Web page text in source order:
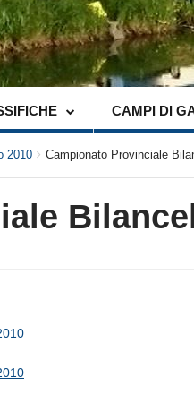
CAMPI DI
2010 Campionato Provinciale